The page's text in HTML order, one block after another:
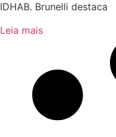
IDHAB. Brunelli destaca
Leia mais